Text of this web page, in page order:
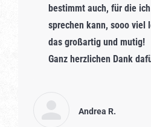
bestimmt auch, für die
sprechen kann, sooo viel
das großartig und mutig!
Ganz herzlichen Dank
Andrea R.